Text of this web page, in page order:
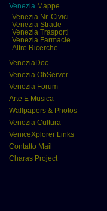
Venezia Mappe
Venezia Nr. Civici
Venezia Strade
Venezia Trasporti
Venezia Farmacie
Altre Ricerche
VeneziaDoc
Venezia ObServer
Venezia Forum
Arte E Musica
Wallpapers & Photos
Venezia Cultura
VeniceXplorer Links
Contatto Mail
Charas Project